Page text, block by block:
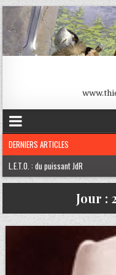
DERNIERS ARTICLES
L.E.T.O. : du puissant JdR
Robert E. Howard
Jour :